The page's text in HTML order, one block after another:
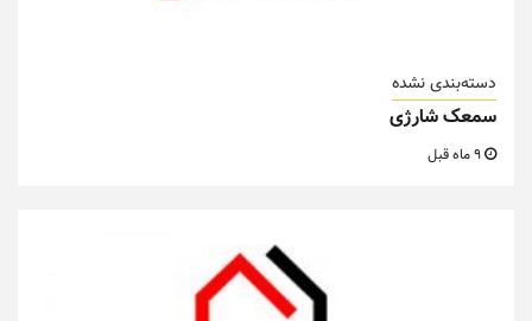
دسته‌بندی نشده
سمعک شارژی